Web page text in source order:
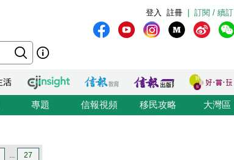
訂閱 / 續訂
註冊
登入
專題 信報視頻 移民攻略 大灣區
... 27